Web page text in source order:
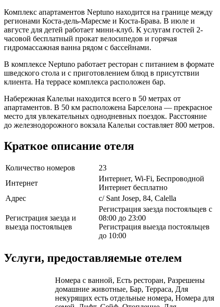
Комплекс апартаментов Neptuno находится на границе между
регионами Коста-дель-Маресме и Коста-Брава. В июле и
августе для детей работает мини-клуб. К услугам гостей 2-
часовой бесплатный прокат велосипедов и горячая
гидромассажная ванна рядом с бассейнами.
В комплексе Neptuno работает ресторан с питанием в формате
шведского стола и с приготовлением блюд в присутствии
клиента. На террасе комплекса расположен бар.
Набережная Калельи находится всего в 50 метрах от
апартаментов. В 50 км расположена Барселона — прекрасное
место для увлекательных однодневных поездок. Расстояние
до железнодорожного вокзала Калельи составляет 800 метров.
Краткое описание отеля
Количество номеров
23
Интернет
Интернет, Wi-Fi, Беспроводной
Интернет бесплатно
Адрес
c/ Sant Josep, 84, Calella
Регистрация заезда и
выезда постояльцев
Регистрация заезда постояльцев с
08:00 до 23:00
Регистрация выезда постояльцев
до 10:00
Услуги, предоставляемые отелем
Номера с ванной, Есть ресторан, Разрешены
домашние животные, Бар, Терраса, Для
некурящих есть отдельные номера, Номера для